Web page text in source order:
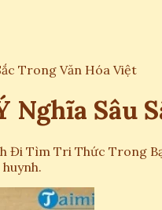
Trong Văn Hóa Việt
Nghĩa Sâu
Đi Tìm Tri Thức Trong